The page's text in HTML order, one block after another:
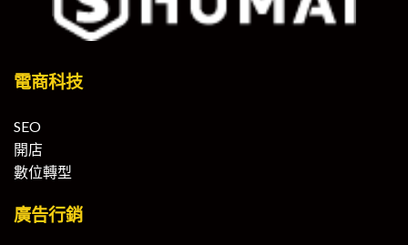
電商科技
SEO
開店
數位轉型
廣告行銷